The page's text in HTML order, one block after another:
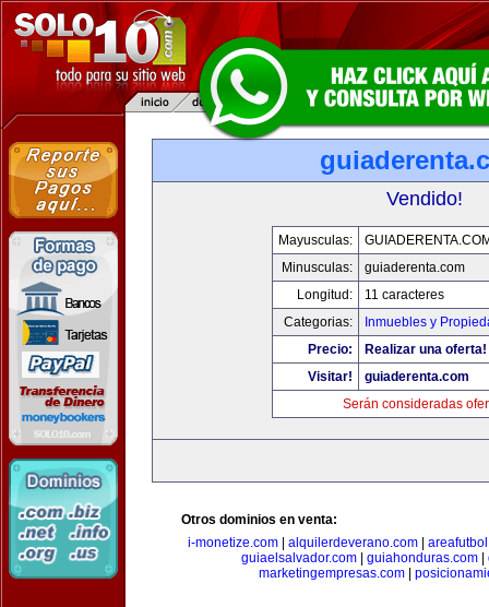
Vendido!
Mayusculas:
Minusculas:
guiaderenta.com
Longitud:
11 caracteres
Categorias:
Inmuebles y
Precio:
Realizar una oferta!
Visitar!
guiaderenta.com
Serán consideradas
Otros dominios en venta:
i-monetize.com
alquilerdeverano.com
guiaelsalvador.com| guiahonduras.com|
marketingempresas.com